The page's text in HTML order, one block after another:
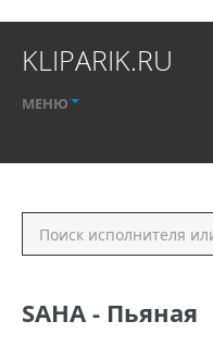
KLIPARIK.RU
МЕНЮ
SAHA - Пьяная